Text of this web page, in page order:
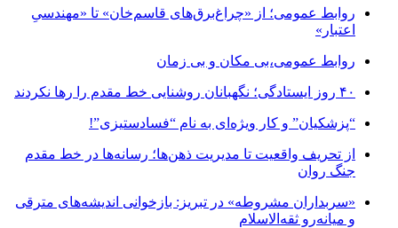
روابط عمومی؛ از «چراغ‌برق‌های قاسم‌خان» تا «مهندسیِ
اعتبار»
روابط عمومی،بی مکان و بی زمان
۴۰ روز ایستادگی؛ نگهبانان روشنایی خط مقدم را رها نکردند
“پزشکیان” و کار ویژه‌ای به نام “فسادستیزی”!
از تحریف واقعیت تا مدیریت ذهن‌ها؛ رسانه‌ها در خط مقدم
جنگ روان
«سربداران مشروطه» در تبریز: بازخوانی اندیشه‌های مترقی
و میانه‌رو ثقه‌الاسلام